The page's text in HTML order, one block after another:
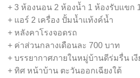
+ 3 ห้องนอน 2 ห้องน้ำ 1 ห้องรับแขก
+ แอร์ 2 เครื่อง ปั้มน้ำแท้งค์น้ำ
+ หลังคาโรงจอดรถ
+ ค่าส่วนกลางเดือนละ 700 บาท
+ บรรยากาศภายในหมู่บ้านดีร่มรื่น เงี
+ ทิศ หน้าบ้าน ตะวันออกเฉียงใต้